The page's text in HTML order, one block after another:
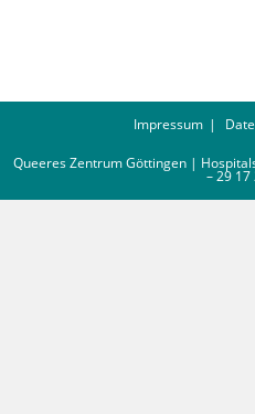
Impressum
Queeres Zentrum Göttingen |
– 29 17